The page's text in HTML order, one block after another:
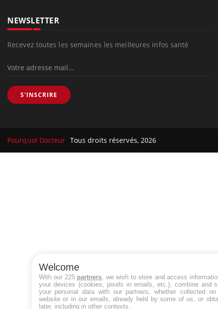
NEWSLETTER
Recevez toutes les semaines les meilleures infos santé
S'INSCRIRE
Pourquoi Docteur Tous droits réservés, 2026
Welcome
With our 225 partners , we wish to store and access
your devices (cookies, pixels in emails, etc.), combine and
your personal data with our partners, whether collected
website or in our emails, already held by some of us, or
later, including in other contexts.